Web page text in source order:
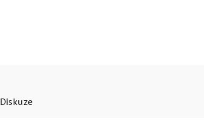
Diskuze